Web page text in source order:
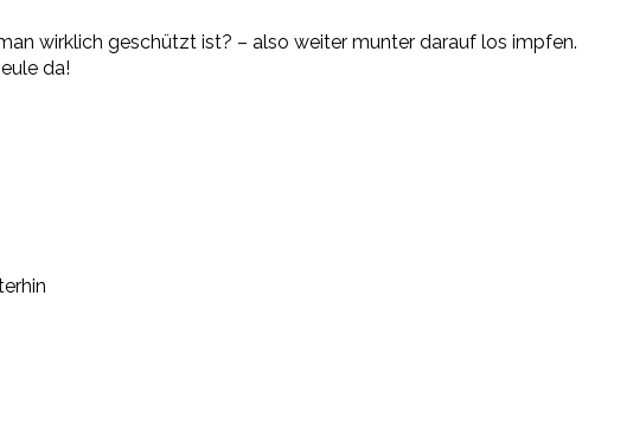
wirklich geschützt ist? – also weiter munter darauf los impfen.
da!